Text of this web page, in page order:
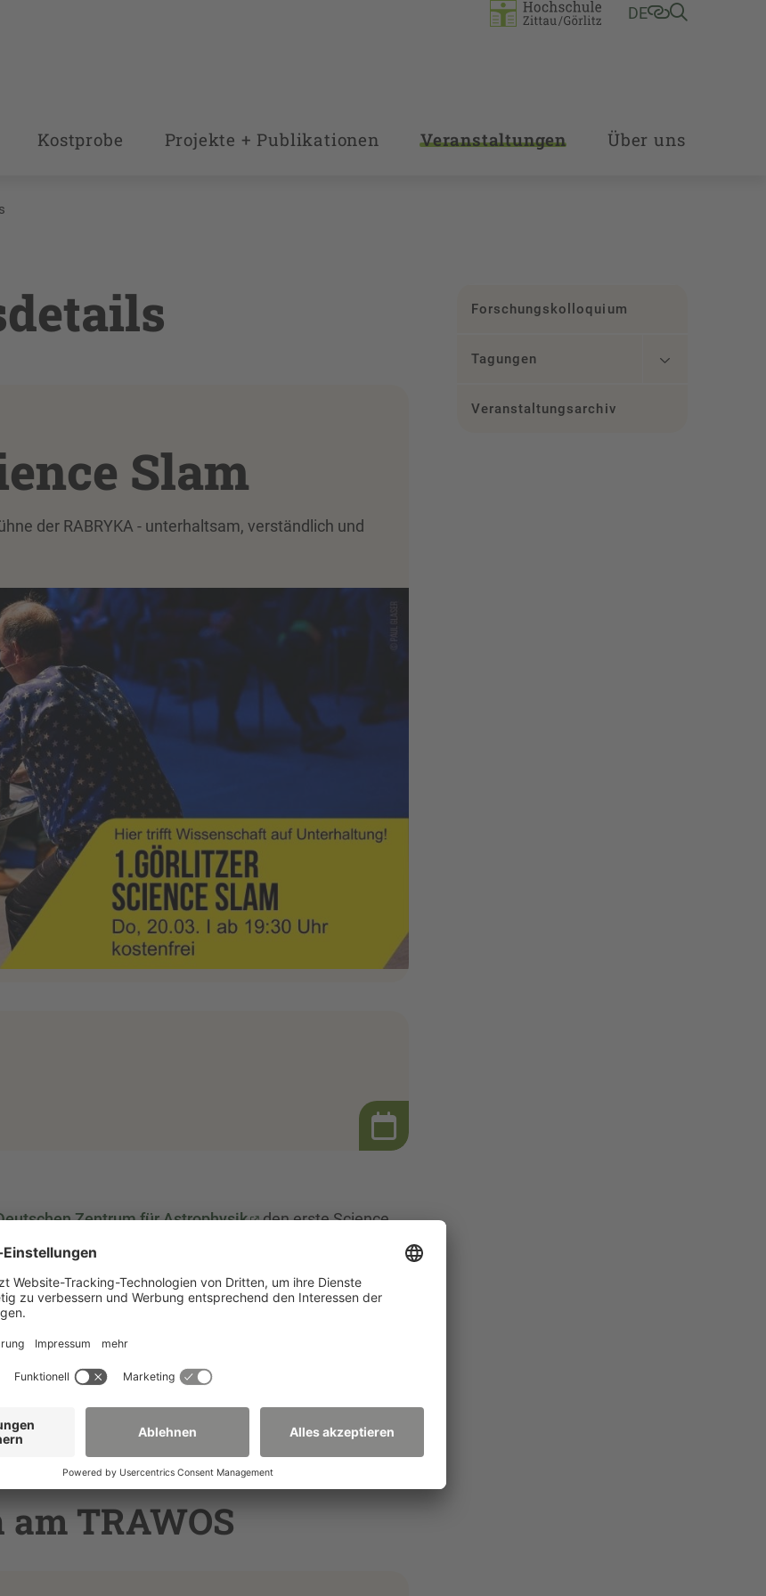
DE
Kostprobe Projekte + Publikationen Veranstaltungen Über uns
Slam
der RABRYKA - unterhaltsam, verständlich und
Zentrum für Astrophysik
den erste Science
zusammen. Forschende aus
mitreißenden Vorträgen vor. Unter anderem wird
Sei dabei, erlebe Wissenschaft hautnah und
Ende entscheidet das Publikum, wer mit dem Titel
geht! Der Eintritt ist frei.
FioKo Projekt
TRAWOS
Forschungskolloquium
Tagungen
Veranstaltungsarchiv